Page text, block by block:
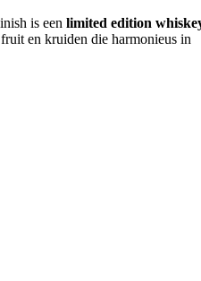
is een limited edition
en kruiden die harmonieus in